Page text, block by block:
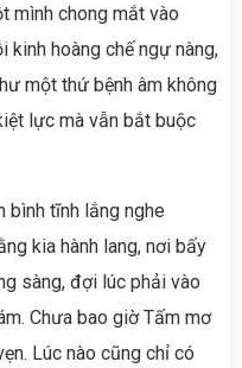
mình chong mắt vào
kinh hoàng chế ngự nàng,
một thứ bệnh âm không
lực mà vẫn bắt buộc
bình tĩnh lắng nghe
kia hành lang, nơi bấy
sàng, đợi lúc phải vào
Chưa bao giờ Tấm mơ
Lúc nào cũng chỉ có